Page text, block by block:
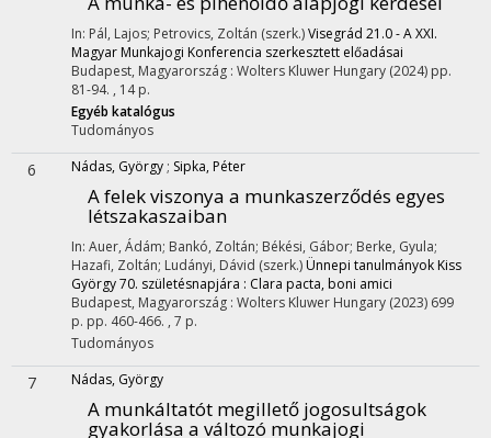
In: Pál, Lajos; Petrovics, Zoltán (szerk.)Visegrád 21.0 - A XXI.
Magyar Munkajogi Konferencia szerkesztett előadásai
Budapest, Magyarország : Wolters Kluwer Hungary (2024) pp.
81-94. , 14 p.
Egyéb katalógus
Tudományos
6 Nádas, György ; Sipka, Péter
A felek viszonya a munkaszerződés egyes
létszakaszaiban
In: Auer, Ádám; Bankó, Zoltán; Békési, Gábor; Berke, Gyula;
Hazafi, Zoltán; Ludányi, Dávid (szerk.) Ünnepi tanulmányok Kiss
György 70. születésnapjára : Clara pacta, boni amici
Budapest, Magyarország : Wolters Kluwer Hungary (2023) 699
p. pp. 460-466. , 7 p.
Tudományos
7 Nádas, György
A munkáltatót megillető jogosultságok
gyakorlása a változó munkajogi